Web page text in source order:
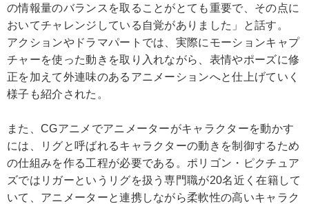
の情報量のバランスを取ることがとても重要で、その点に
おいてチャレンジしている自覚がありました」と話す。
アクションやドラマパートでは、実際にモーションキャプ
チャーを使った動きを取り入れながら、表情やポーズに修
正を加えて外連味のあるアニメーションへと仕上げていく
様子も紹介された。
また、CGアニメでアニメーターがキャラクターを動かす
には、リグと呼ばれるキャラクターの動きを制御するため
の仕組みを作る工程が必要である。ポリゴン・ピクチュア
ズではリガーというリグを扱う専門職が20名近く在籍して
いて、アニメーターと連携しながら柔軟性の高いキャラク